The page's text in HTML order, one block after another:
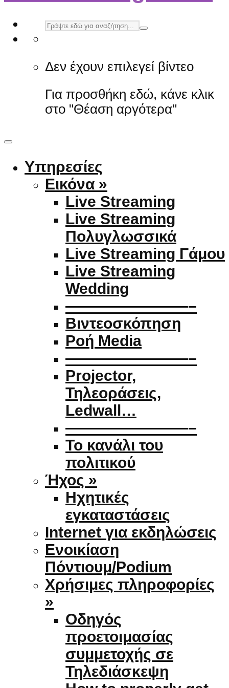
Δεν έχουν επιλεγεί βίντεο
Για προσθήκη εδώ, κάνε κλικ
στο "Θέαση αργότερα"
Υπηρεσίες
Εικόνα »
Live Streaming
Live Streaming
Πολυγλωσσικά
Live Streaming Γάμου
Live Streaming
Wedding
————————–
Βιντεοσκόπηση
Ροή Media
————————–
Projector,
Τηλεοράσεις,
Ledwall…
————————–
Το κανάλι του
πολιτικού
Ήχος »
Ηχητικές
εγκαταστάσεις
Internet για εκδηλώσεις
Ενοικίαση
Πόντιουμ/Podium
Χρήσιμες πληροφορίες
»
Οδηγός
προετοιμασίας
συμμετοχής σε
Τηλεδιάσκεψη